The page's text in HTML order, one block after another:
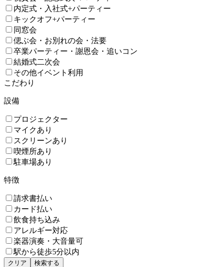
内定式・入社式+パーティー
キックオフ+パーティー
同窓会
偲ぶ会・お別れの会・法要
卒業パーティー・謝恩会・追いコン
結婚式二次会
その他イベント利用
こだわり
設備
プロジェクター
マイクあり
スクリーンあり
喫煙所あり
駐車場あり
特徴
請求書払い
カード払い
飲食持ち込み
アレルギー対応
楽器演奏・大音量可
駅から徒歩5分以内
クリア 検索する